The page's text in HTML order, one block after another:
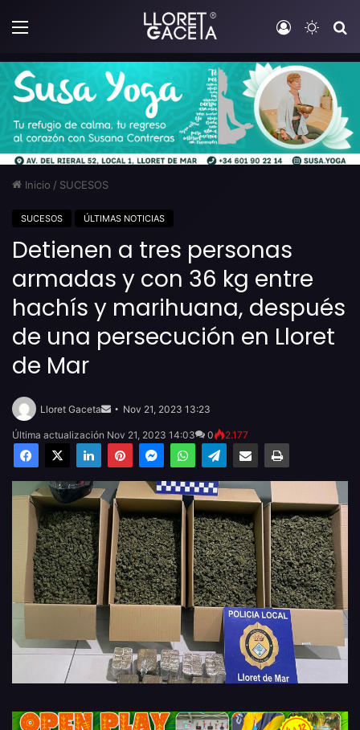
Menú Iniciar
Inicio / SUCESOS
SUCESOS ÚLTIMAS NOTICIAS
Detienen a tres personas
armadas y con 36 kg entre
hachís y marihuana, después
de una persecución en Lloret
de Mar
Lloret Gaceta
email
Nov 21, 2023 13:23
Última actualización Nov 21, 2023 14:03 0 2.177
Facebook
X LinkedInPinterestMessengerWhatsAppTelegramCompartir por email Imprimir